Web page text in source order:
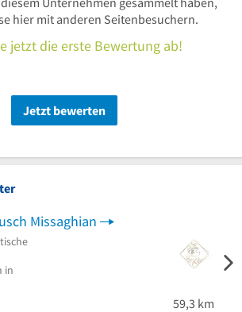
hier mit anderen Seitenbesuchern.
jetzt die erste Bewertung ab!
Jetzt bewerten
Missaghian
in
5 Sternen 59,3 km